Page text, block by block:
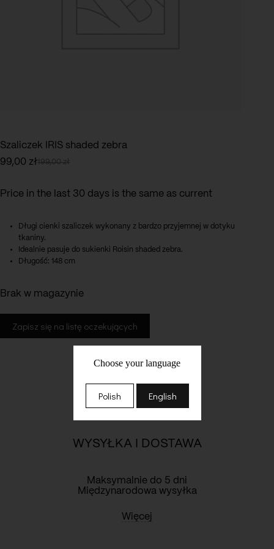
Szaliczek IRIS shaded zebra
199,00zł
Pierwotna
wynosiła:
199,00 zł.
99,00 złAktualna
wynosi:
99,00 zł.
Price in the last 30 days is the same as current
Długi cienki szaliczek wykonany z bardzo przyjemnej w dotyku
tkaniny.
Idealnie pasuje do sukienki Roisin shaded zebra.
Długość: 148 cm
Brak w magazynie
WYSYŁKA I DOSTAWA
Maksymalnie do 5 dni
Międzynarodowa wysyłka
Więcej
Choose your language
Polish English